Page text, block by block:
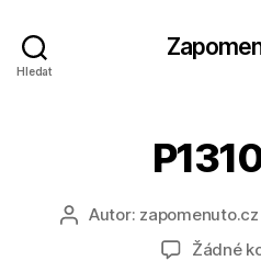
Hledat
AutorAutor: zapomenuto.cz
Žádné